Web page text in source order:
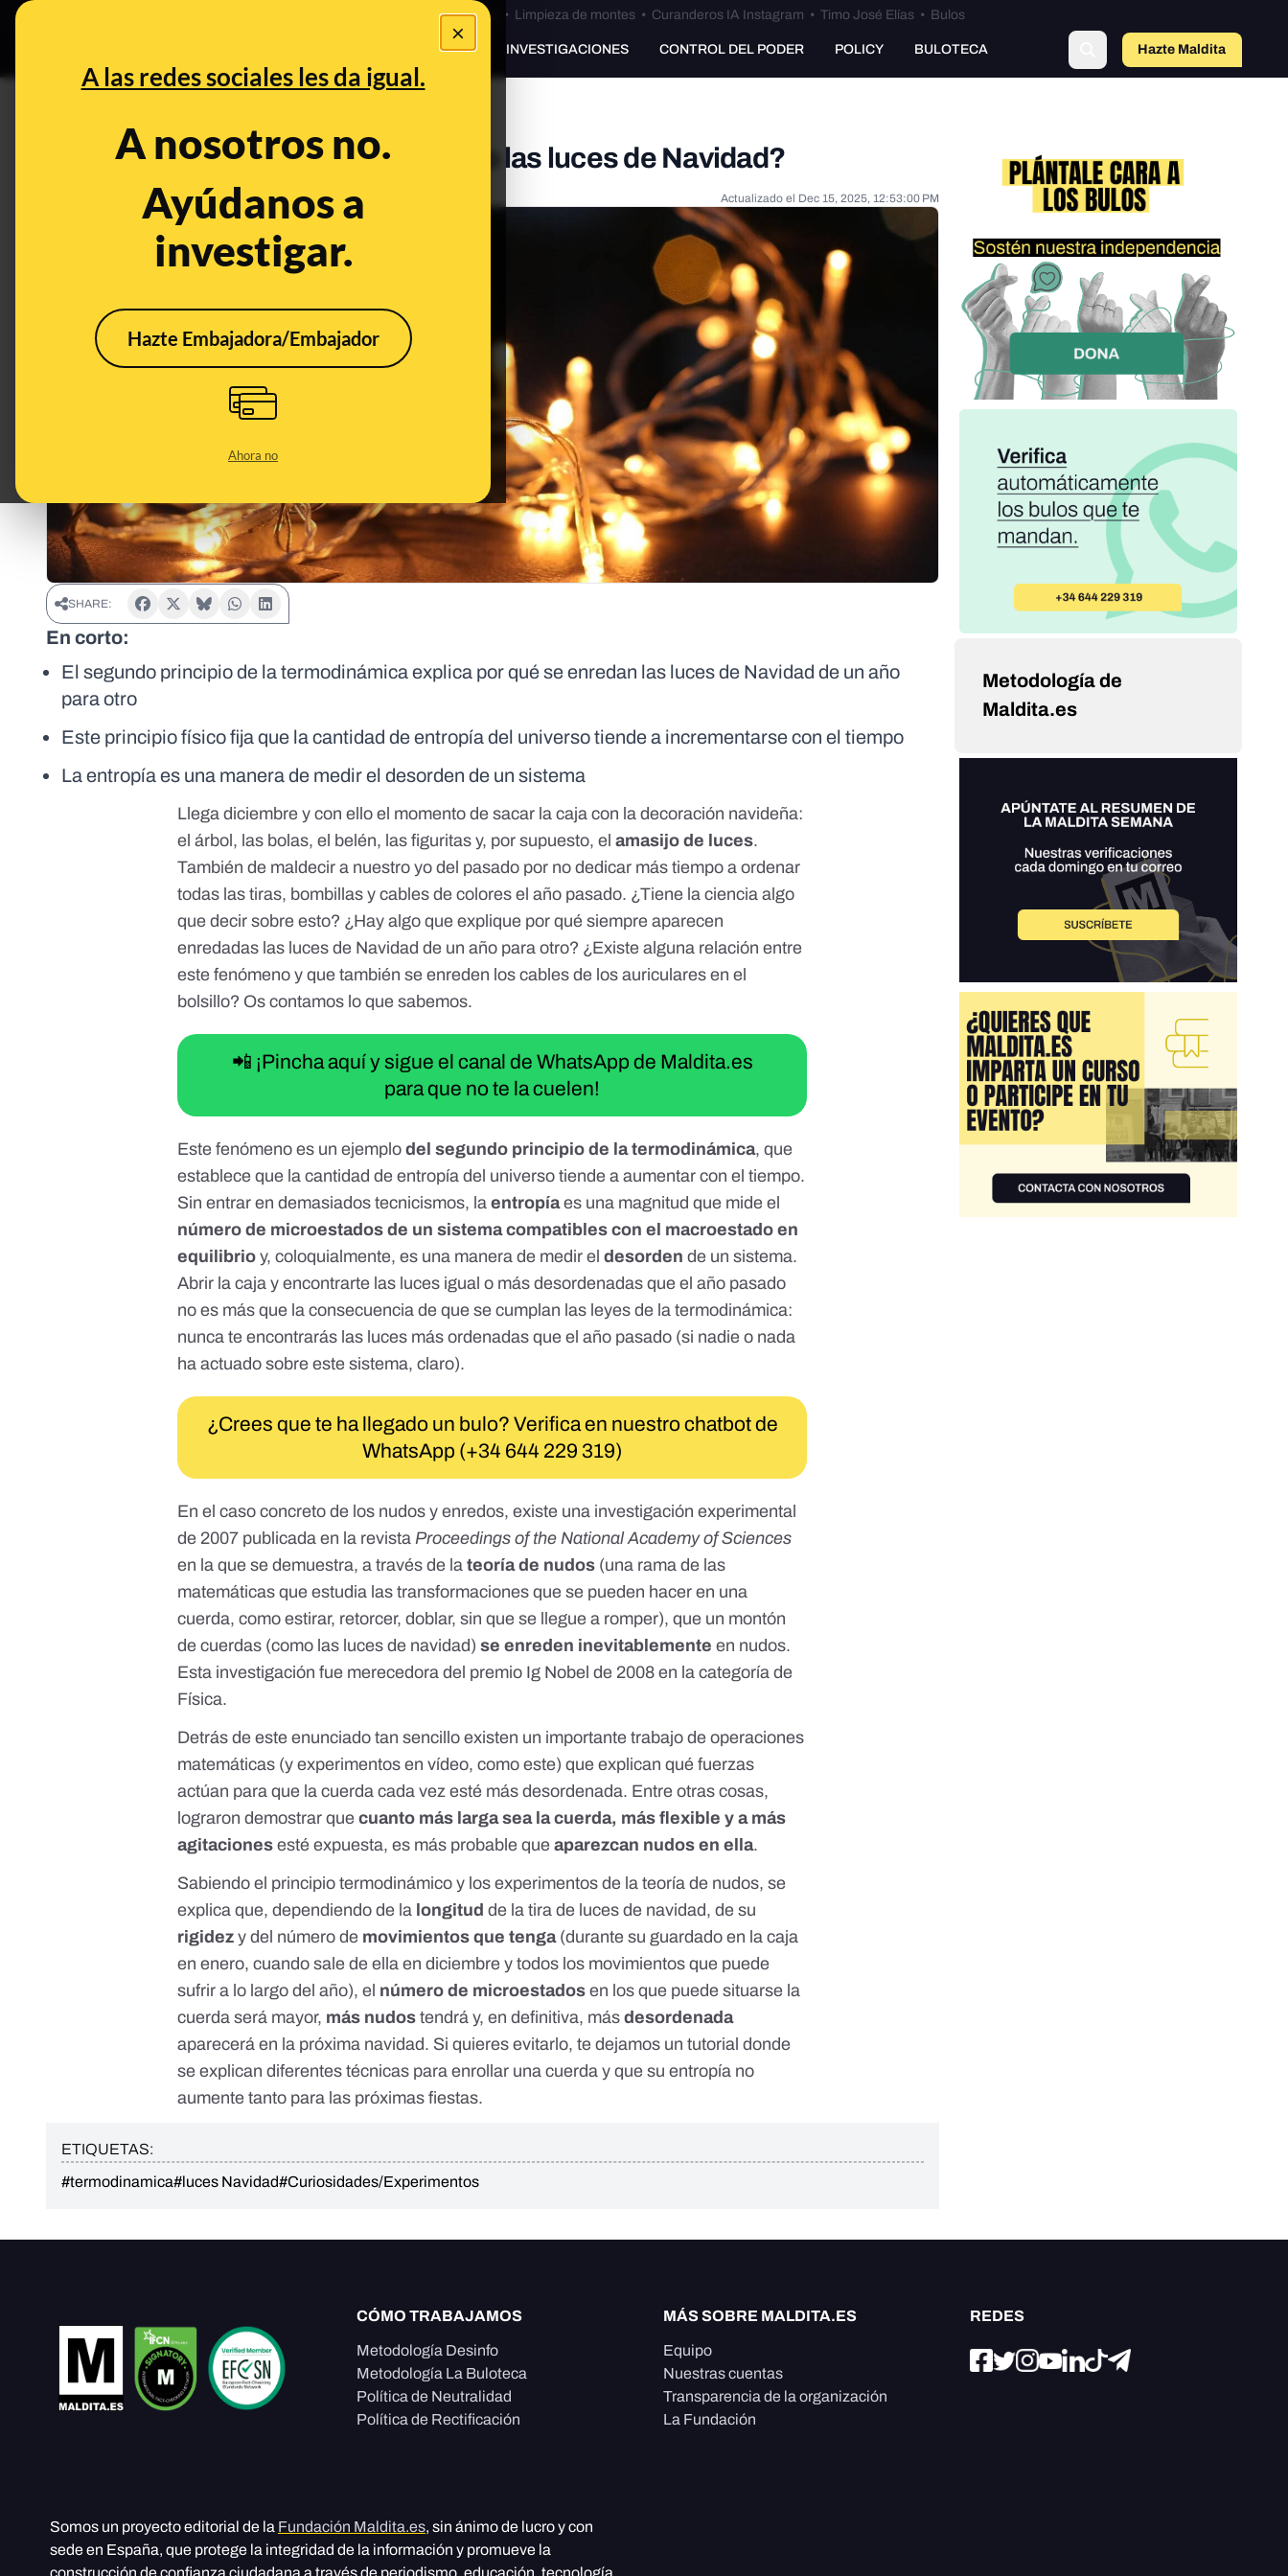
×
A las redes sociales les da igual.
A nosotros no.
Ayúdanos a
investigar.
Hazte Embajadora/Embajador
Ahora no
Bulos Ceuta • Limpieza de montes• Curanderos IA Instagram • Timo José Elías• Bulos
PREBUNKING INVESTIGACIONES CONTROL DEL PODER POLICY BULOTECA Hazte Maldita
¿Por qué se enredan durante el año las luces de Navidad?
Dec 27, 2021, 9:14:00 AM Actualizado el Dec 15, 2025, 12:53:00 PM
SHARE:
En corto:
El segundo principio de la termodinámica explica por qué se enredan las luces de Navidad de un año
para otro
Este principio físico fija que la cantidad de entropía del universo tiende a incrementarse con el tiempo
La entropía es una manera de medir el desorden de un sistema
Llega diciembre y con ello el momento de sacar la caja con la decoración navideña:
el árbol, las bolas, el belén, las figuritas y, por supuesto, elamasijo de luces.
También de maldecir a nuestro yo del pasado por no dedicar más tiempo a ordenar
todas las tiras, bombillas y cables de colores el año pasado. ¿Tiene la ciencia algo
que decir sobre esto? ¿Hay algo que explique por qué siempre aparecen
enredadas las luces de Navidad de un año para otro? ¿Existe alguna relación entre
este fenómeno y que también se enreden los cables de los auriculares en el
bolsillo? Os contamos lo que sabemos.
📲 ¡Pincha aquí y sigue el canal de WhatsApp de Maldita.es
para que no te la cuelen!
Este fenómeno es un ejemplo delsegundo principio de la termodinámica, que
establece que la cantidad de entropía del universo tiende a aumentar con el tiempo.
Sin entrar en demasiados tecnicismos, laentropíaes una magnitud que mide el
número de microestados de un sistema compatibles con el macroestado en
equilibrio y, coloquialmente, es una manera de medir eldesordende un sistema.
Abrir la caja y encontrarte las luces igual o más desordenadas que el año pasado
no es más que la consecuencia de que se cumplan las leyes de la termodinámica:
nunca te encontrarás las luces más ordenadas que el año pasado (si nadie o nada
ha actuado sobre este sistema, claro).
¿Crees que te ha llegado un bulo? Verifica en nuestro chatbot de
WhatsApp (+34 644 229 319)
En el caso concreto de los nudos y enredos, existe una investigación experimental
de 2007 publicada en la revistaProceedings of the National Academy of Sciences
en la que se demuestra, a través de la teoría de nudos (una rama de las
matemáticas que estudia las transformaciones que se pueden hacer en una
cuerda, como estirar, retorcer, doblar, sin que se llegue a romper), que un montón
de cuerdas (como las luces de navidad)se enreden inevitablemente en nudos.
Esta investigación fue merecedora del premio Ig Nobel de 2008 en la categoría de
Física.
Detrás de este enunciado tan sencillo existen un importante trabajo de operaciones
matemáticas (yexperimentos en vídeo, como este) que explican qué fuerzas
actúan para que la cuerda cada vez esté más desordenada. Entre otras cosas,
lograron demostrar quecuanto más larga sea la cuerda, más flexible y a más
agitaciones esté expuesta, es más probable queaparezcan nudos en ella.
Sabiendo el principio termodinámico y los experimentos de la teoría de nudos, se
explica que, dependiendo de la longitudde la tira de luces de navidad, de su
rigidezy del número de movimientos que tenga (durante su guardado en la caja
en enero, cuando sale de ella en diciembre y todos los movimientos que puede
sufrir a lo largo del año), el número de microestados en los que puede situarse la
cuerda será mayor, más nudos tendrá y, en definitiva, másdesordenada
aparecerá en la próxima navidad. Si quieres evitarlo, te dejamos un tutorial donde
seexplican diferentes técnicas para enrollar una cuerday que su entropía no
aumente tanto para las próximas fiestas.
ETIQUETAS:
#termodinamica#luces Navidad#Curiosidades/Experimentos
Metodología de
Maldita.es
CÓMO TRABAJAMOS
Metodología Desinfo
Metodología La Buloteca
Política de Neutralidad
Política de Rectificación
MÁS SOBRE MALDITA.ES
Equipo
Nuestras cuentas
Transparencia de la organización
La Fundación
REDES
Somos un proyecto editorial de la Fundación Maldita.es, sin ánimo de lucro y con
sede en España, que protege la integridad de la información y promueve la